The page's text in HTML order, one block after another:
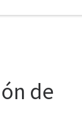
de